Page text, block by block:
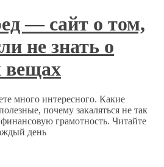
— сайт о том,
не знать о
много интересного. Какие
почему закаляться не так
грамотность. Читайте
день